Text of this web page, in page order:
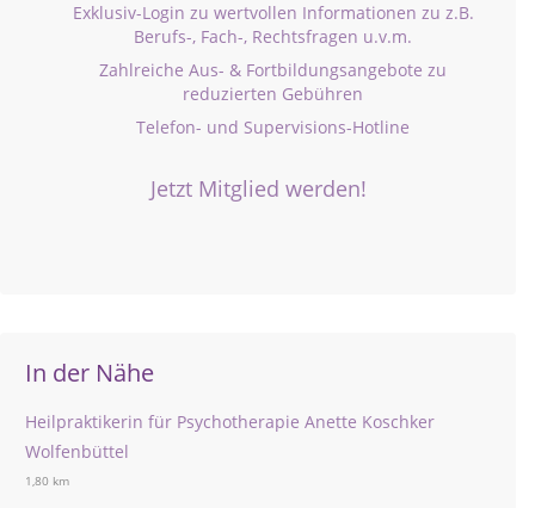
Exklusiv-Login zu wertvollen Informationen zu z.B.
Berufs-, Fach-, Rechtsfragen u.v.m.
Zahlreiche Aus- & Fortbildungsangebote zu
reduzierten Gebühren
Telefon- und Supervisions-Hotline
Jetzt Mitglied werden!
In der Nähe
Heilpraktikerin für Psychotherapie Anette Koschker
Wolfenbüttel
1,80 km